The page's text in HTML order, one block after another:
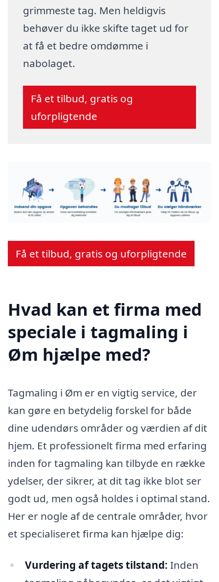
grimmeste tag. Men heldigvis
behøver du ikke skifte taget ud for
at få et bedre omdømme i
nabolaget.
Få et tilbud, gratis og
uforpligtende
Få et tilbud, gratis og uforpligtende
Hvad kan et firma med
speciale i tagmaling i
Øm hjælpe med?
Tagmaling i Øm er en vigtig service, der
kan gøre en betydelig forskel for både
dine udendørs områder og værdien af dit
hjem. Et professionelt firma med erfaring
inden for tagmaling kan tilbyde en række
ydelser, der sikrer, at dit tag ikke blot ser
godt ud, men også holdes i optimal stand.
Her er nogle af de centrale områder, hvor
et specialiseret firma kan hjælpe dig:
Vurdering af tagets tilstand: Inden